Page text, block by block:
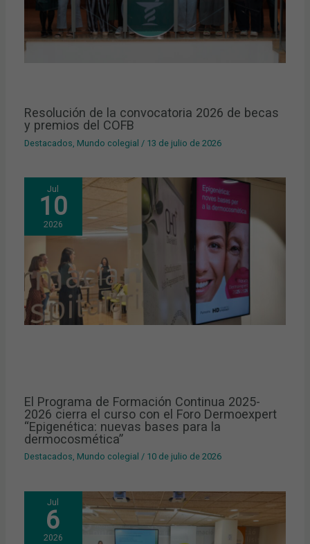
Resolución de la convocatoria 2026 de becas
y premios del COFB
Destacados Mundo colegial / 13 de julio de 2026
Jul
10
2026
El Programa de Formación Continua 2025-
2026 cierra el curso con el Foro Dermoexpert
“Epigenética: nuevas bases para la
dermocosmética”
Destacados, Mundo colegial / 10 de julio de 2026
Jul
6
2026